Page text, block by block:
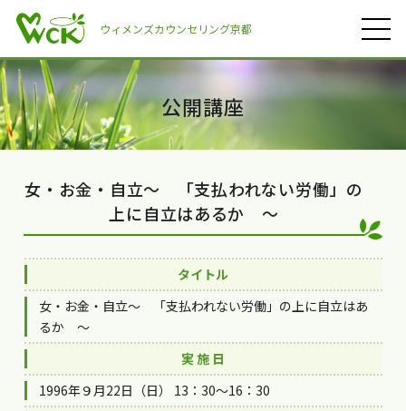
ウィメンズカウンセリング京都
公開講座
女・お金・自立～ 「支払われない労働」の
上に自立はあるか ～
タイトル
女・お金・自立～ 「支払われない労働」の上に自立はあ
るか ～
実 施 日
1996年９月22日（日） 13：30～16：30